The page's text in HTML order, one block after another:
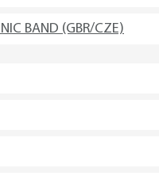
BAND (GBR/CZE)